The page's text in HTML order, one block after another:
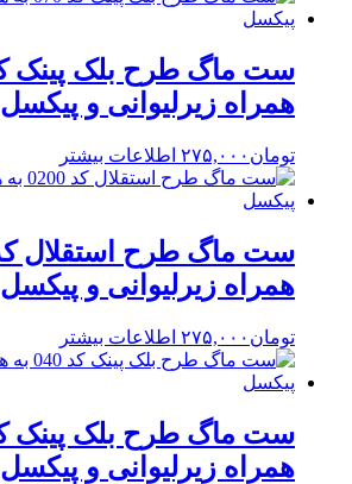
همراه زیرلیوانی و پیکسل
تومان ۲۷۵,۰۰۰ اطلاعات بیشتر
همراه زیرلیوانی و پیکسل
تومان ۲۷۵,۰۰۰ اطلاعات بیشتر
همراه زیرلیوانی و پیکسل